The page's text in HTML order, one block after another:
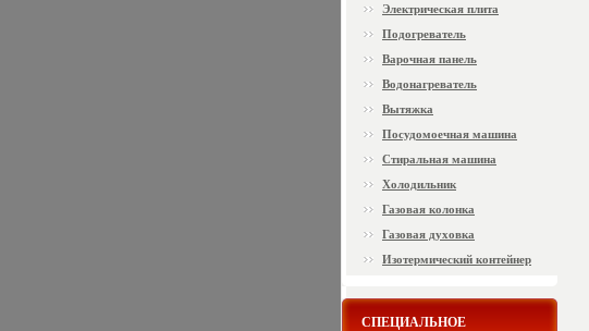
Электрическая плита
Подогреватель
Варочная панель
Водонагреватель
Вытяжка
Посудомоечная машина
Стиральная машина
Холодильник
Газовая колонка
Газовая духовка
Изотермический контейнер
СПЕЦИАЛЬНОЕ